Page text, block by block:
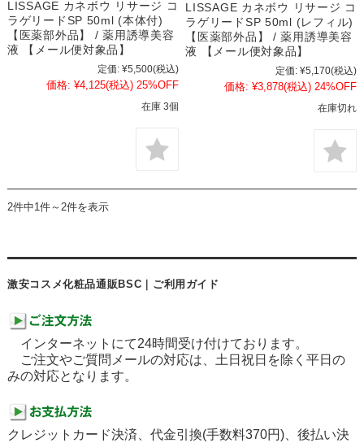
LISSAGE カネボウ リサージ コ
ラゲリードSP 50ml (本体付)
【医薬部外品】 / 薬用誘導美容
液 【メール便対象品】
定価: ¥5,500(税込)
価格: ¥4,125(税込) 25%OFF
在庫 3個
LISSAGE カネボウ リサージ コ
ラゲリードSP 50ml (レフィル)
【医薬部外品】 / 薬用誘導美容
液 【メール便対象品】
定価: ¥5,170(税込)
価格: ¥3,878(税込) 24%OFF
在庫切れ
2件中1件～2件を表示
激安コスメ化粧品通販BSC｜ご利用ガイド
インターネットにて24時間受け付けております。
ご注文やご質問メールの対応は、土日祝日を除く平日の
みの対応となります。
クレジットカード決済、代金引換(手数料370円)、後払い決